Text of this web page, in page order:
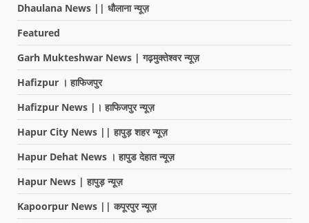
Dhaulana News || धौलाना न्यूज़
Featured
Garh Mukteshwar News | गढ़मुक्तेश्वर न्यूज़
Hafizpur । हाफिजपुर
Hafizpur News |। हाफिजपुर न्यूज़
Hapur City News || हापुड़ शहर न्यूज़
Hapur Dehat News । हापुड देहात न्यूज़
Hapur News | हापुड़ न्यूज़
Kapoorpur News || कपूरपुर न्यूज़